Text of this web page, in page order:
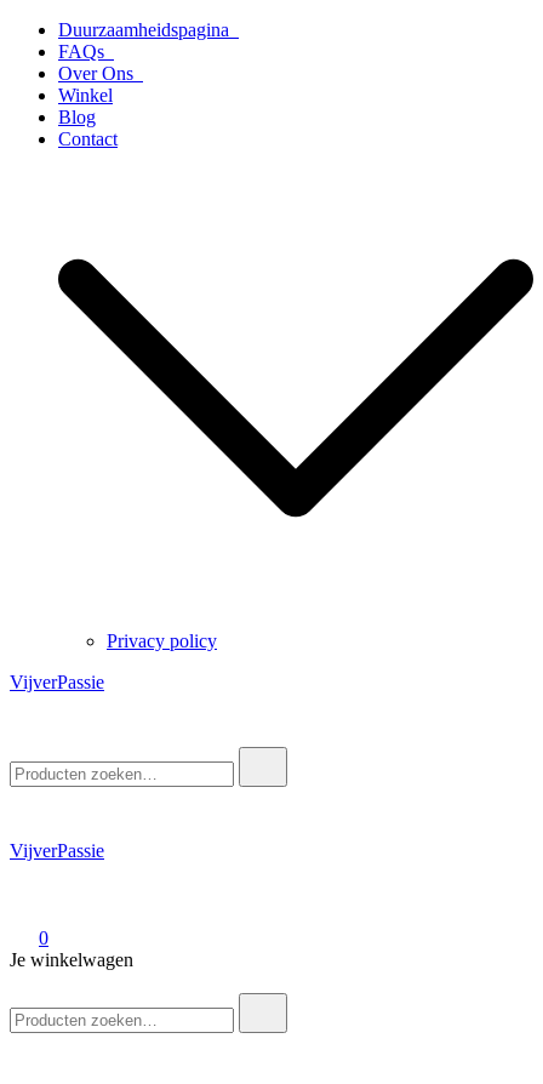
naar
inhoud
Duurzaamheidspagina
FAQs
Over Ons
Winkel
Blog
Contact
Privacy policy
VijverPassie
naar:
VijverPassie
0
Je winkelwagen
naar: